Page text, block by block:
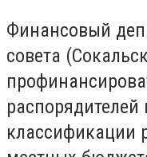
Финансовый
совета
классификации